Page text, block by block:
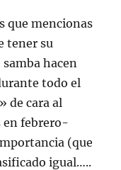
que mencionas
tener su
samba hacen
todo el
de cara al
en febrero-
(que
igual…..